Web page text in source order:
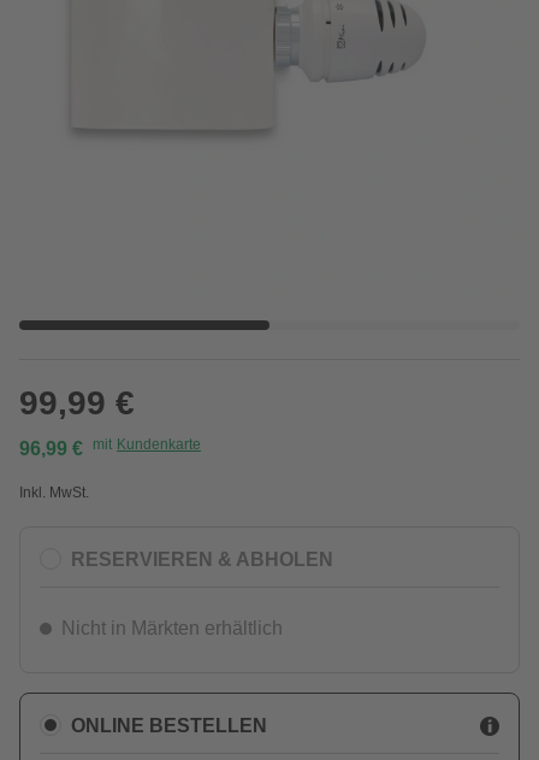
99,99 €
96,99 € mit Kundenkarte
Inkl. MwSt.
RESERVIEREN & ABHOLEN
Nicht in Märkten erhältlich
ONLINE BESTELLEN